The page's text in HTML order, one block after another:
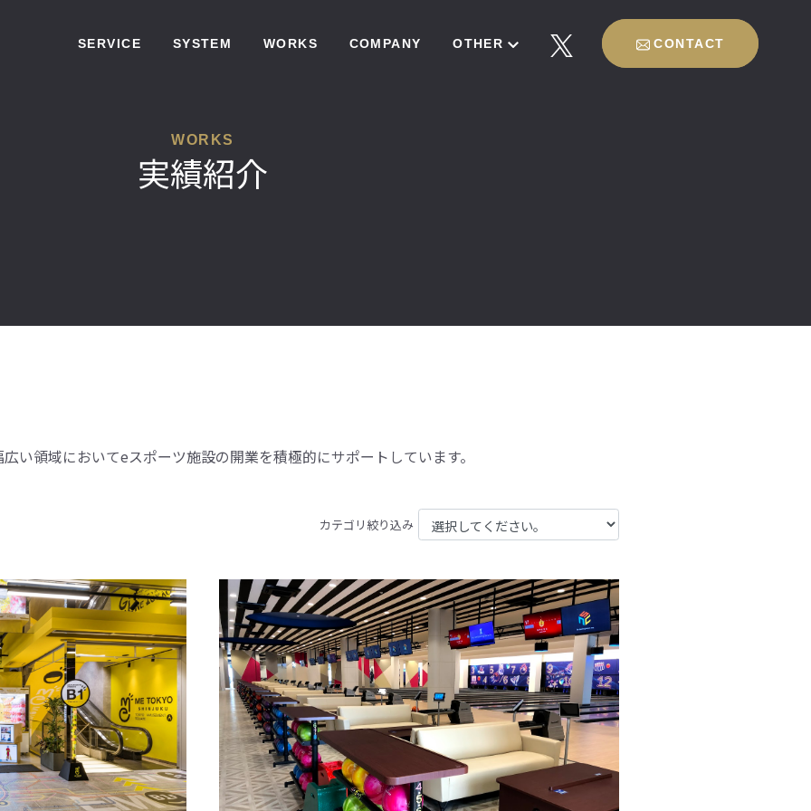
SERVICE SYSTEM WORKS COMPANY OTHER CONTACT
WORKS
実績紹介
い領域においてeスポーツ施設の開業を積極的にサポートしています。
カテゴリ絞り込み